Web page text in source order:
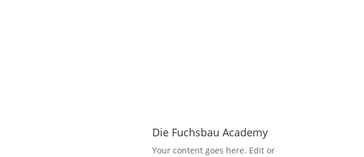
Die Fuchsbau Academy
Your content goes here. Edit or